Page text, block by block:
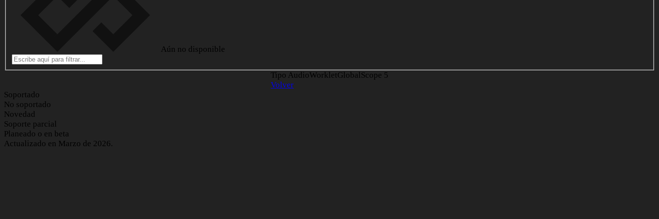
Aún no disponible
Tipo AudioWorkletGlobalScope 5
Volver
Soportado
No soportado
Novedad
Soporte parcial
Planeado o en beta
Actualizado en Marzo de 2026.